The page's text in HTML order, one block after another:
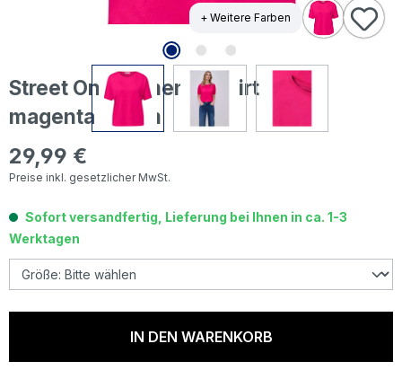
+ Weitere Farben
Street One Damen T-Shirt Crista
magenta dream
Regulärer Preis:
29,99 €
Preise inkl. gesetzlicher MwSt.
Sofort versandfertig, Lieferung bei Ihnen in ca. 1-3
Werktagen
IN DEN WARENKORB